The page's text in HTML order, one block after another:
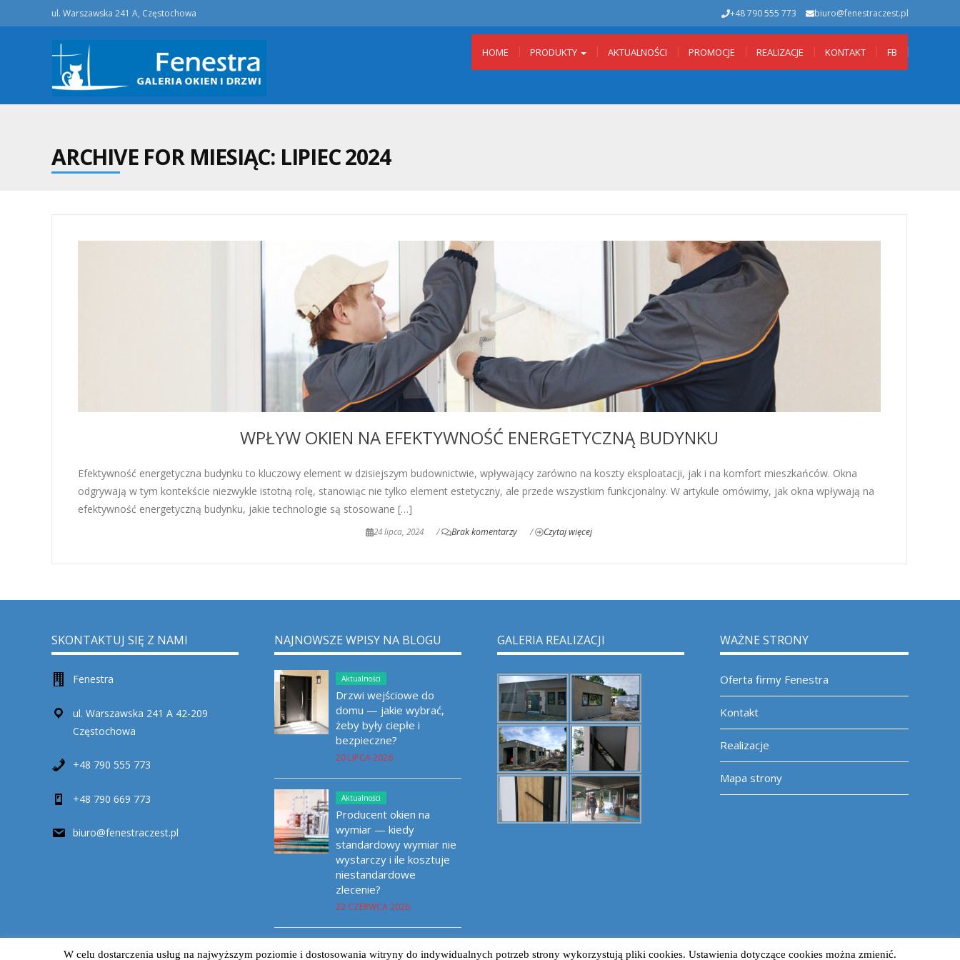
ul. Warszawska 241 A, Częstochowa +48 790 555 773 biuro@fenestraczest.pl
HOME PRODUKTY AKTUALNOŚCI PROMOCJE REALIZACJE KONTAKT FB
ARCHIVE FOR MIESIĄC: LIPIEC 2024
WPŁYW OKIEN NA EFEKTYWNOŚĆ ENERGETYCZNĄ BUDYNKU
Efektywność energetyczna budynku to kluczowy element w dzisiejszym budownictwie, wpływający zarówno na koszty eksploatacji, jak i na komfort mieszkańców. Okna
odgrywają w tym kontekście niezwykle istotną rolę, stanowiąc nie tylko element estetyczny, ale przede wszystkim funkcjonalny. W artykule omówimy, jak okna wpływają na
efektywność energetyczną budynku, jakie technologie są stosowane […]
24 lipca, 2024 / Brak komentarzy / Czytaj więcej
SKONTAKTUJ SIĘ Z NAMI
Fenestra
ul. Warszawska 241 A 42-209
Częstochowa
+48 790 555 773
+48 790 669 773
biuro@fenestraczest.pl
NAJNOWSZE WPISY NA BLOGU
Aktualności
Drzwi wejściowe do
domu — jakie wybrać,
żeby były ciepłe i
bezpieczne?
20 LIPCA 2026
Aktualności
Producent okien na
wymiar — kiedy
standardowy wymiar nie
wystarczy i ile kosztuje
niestandardowe
zlecenie?
22 CZERWCA 2026
GALERIA REALIZACJI WAŻNE STRONY
Oferta firmy Fenestra
Kontakt
Realizacje
Mapa strony
W celu dostarczenia usług na najwyższym poziomie i dostosowania witryny do indywidualnych potrzeb strony wykorzystują pliki cookies. Ustawienia dotyczące cookies można zmienić.